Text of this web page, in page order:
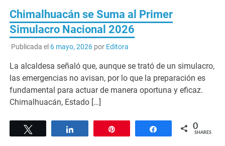
Chimalhuacán se Suma al Primer
Simulacro Nacional 2026
Publicada el 6 mayo, 2026por Editora
La alcaldesa señaló que, aunque se trató de un simulacro,
las emergencias no avisan, por lo que la preparación es
fundamental para actuar de manera oportuna y eficaz.
Chimalhuacán, Estado […]
Share 0
SHARES